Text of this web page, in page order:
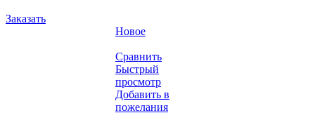
Заказать
Новое
Сравнить
Быстрый
просмотр
Добавить в
пожелания